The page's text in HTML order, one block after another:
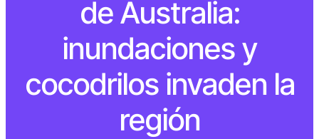
de Australia:
inundaciones y
cocodrilos invaden la
región